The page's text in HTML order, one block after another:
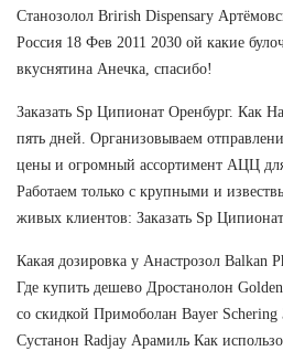
Станозолол Brirish Dispensary
Россия 18 Фев 2011 2030 ой какие
вкуснятина Анечка, спасибо!
Заказать Sp Ципионат Оренбург. Как
пять дней. Организовываем
цены и огромный ассортимент АЦЦ
Работаем только с крупными и
живых клиентов: Заказать Sp
Какая дозировка у Анастрозол Balkan
Где купить дешево Дростанолон
со скидкой Примоболан Bayer
Сустанон Radjay Арамиль Как